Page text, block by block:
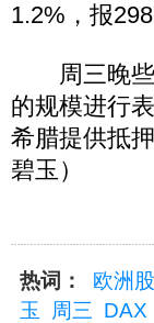
1.2%，报
周三晚些
的规模进行
希腊提供抵
碧玉）
热词： 欧洲
玉
周三 DAX